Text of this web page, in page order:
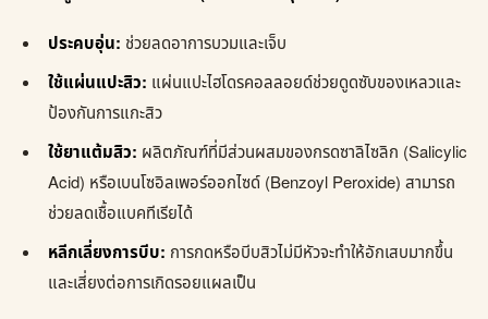
ประคบอุ่น: ช่วยลดอาการบวมและเจ็บ
ใช้แผ่นแปะสิว: แผ่นแปะไฮโดรคอลลอยด์ช่วยดูดซับของเหลวและ
ป้องกันการแกะสิว
ใช้ยาแต้มสิว: ผลิตภัณฑ์ที่มีส่วนผสมของกรดซาลิไซลิก (Salicylic
Acid) หรือเบนโซอิลเพอร์ออกไซด์ (Benzoyl Peroxide) สามารถ
ช่วยลดเชื้อแบคทีเรียได้
หลีกเลี่ยงการบีบ: การกดหรือบีบสิวไม่มีหัวจะทำให้อักเสบมากขึ้น
และเสี่ยงต่อการเกิดรอยแผลเป็น